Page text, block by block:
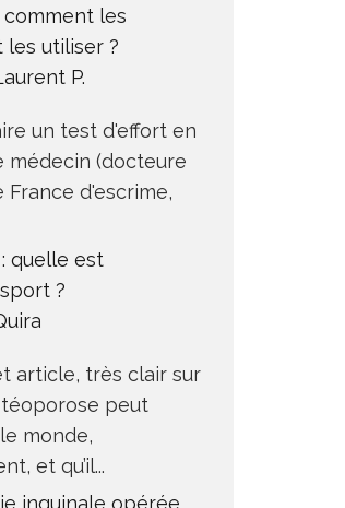
les
utiliser ?
P.
un test d'effort en
médecin (docteure
France d'escrime,
quelle est
?
article, très clair sur
peut
monde,
et qu’il...
inguinale opérée,